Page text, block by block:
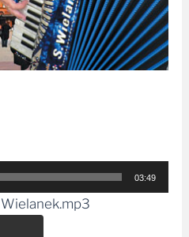
03:49